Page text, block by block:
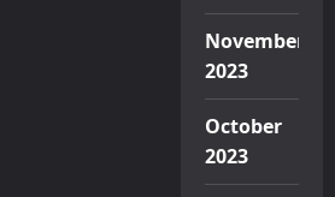
November
2023
October
2023